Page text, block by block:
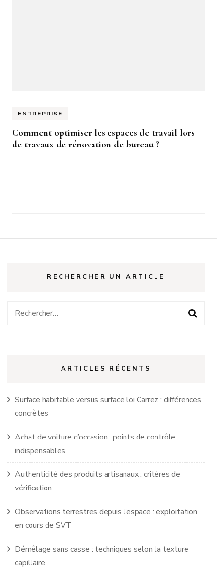
ENTREPRISE
Comment optimiser les espaces de travail lors
de travaux de rénovation de bureau ?
RECHERCHER UN ARTICLE
Rechercher :
ARTICLES RÉCENTS
Surface habitable versus surface loi Carrez : différences
concrètes
Achat de voiture d’occasion : points de contrôle
indispensables
Authenticité des produits artisanaux : critères de
vérification
Observations terrestres depuis l’espace : exploitation
en cours de SVT
Démêlage sans casse : techniques selon la texture
capillaire